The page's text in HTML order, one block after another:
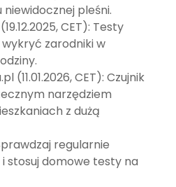
pleśni.
CET): Testy
zarodniki w
(11.01.2026, CET): Czujnik
narzędziem
z dużą
regularnie
stosuj domowe testy na